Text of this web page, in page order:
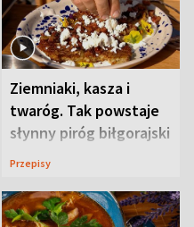
Ziemniaki, kasza i
twaróg. Tak powstaje
słynny piróg biłgorajski
Przepisy